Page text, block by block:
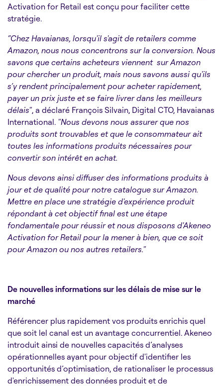
Activation for Retail est conçu pour faciliter cette
stratégie.
“Chez Havaianas, lorsqu'il s'agit de retailers comme
Amazon, nous nous concentrons sur la conversion. Nous
savons que certains acheteurs viennent sur Amazon
pour chercher un produit, mais nous savons aussi qu'ils
s’y rendent principalement pour acheter rapidement,
payer un prix juste et se faire livrer dans les meilleurs
délais", a déclaré François Silvain, Digital CTO, Havaianas
International. "Nous devons nous assurer que nos
produits sont trouvables et que le consommateur ait
toutes les informations produits nécessaires pour
convertir son intérêt en achat.
Nous devons ainsi diffuser des informations produits à
jour et de qualité pour notre catalogue sur Amazon.
Mettre en place une stratégie d'expérience produit
répondant à cet objectif final est une étape
fondamentale pour réussir et nous disposons d'Akeneo
Activation for Retail pour la mener à bien, que ce soit
pour Amazon ou nos autres retailers."
De nouvelles informations sur les délais de mise sur le
marché
Référencer plus rapidement vos produits enrichis quel
que soit lel canal est un avantage concurrentiel. Akeneo
introduit ainsi de nouvelles capacités d’analyses
opérationnelles ayant pour objectif d'identifier les
opportunités d’optimisation, de rationaliser le processus
d'enrichissement des données produit et de